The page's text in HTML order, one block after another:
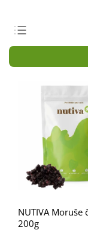
Nejlevnější
Nejdražší
Abecedně
NUTIVA Moruše
200g